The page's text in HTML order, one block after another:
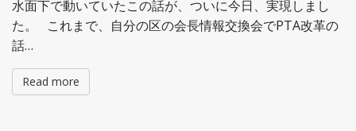
水面下で動いていたこの話が、ついに今日、実現しまし
た。 これまで、自分の区の会長情報交換会でPTA改革の
話…
Read more